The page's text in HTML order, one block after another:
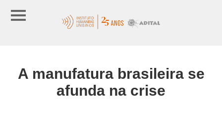
A manufatura brasileira se
afunda na crise